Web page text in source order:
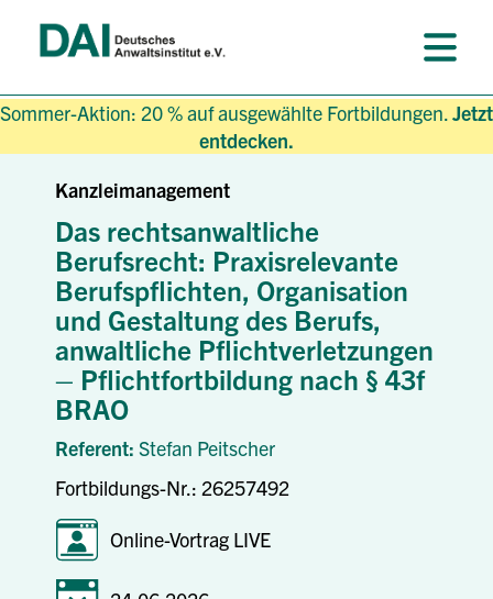
Sommer-Aktion: 20 % auf ausgewählte Fortbildungen.Jetzt
entdecken.
Kanzleimanagement
Das rechtsanwaltliche
Berufsrecht: Praxisrelevante
Berufspflichten, Organisation
und Gestaltung des Berufs,
anwaltliche Pflichtverletzungen
– Pflichtfortbildung nach § 43f
BRAO
Referent: Stefan Peitscher
Fortbildungs-Nr.: 26257492
Online-Vortrag LIVE